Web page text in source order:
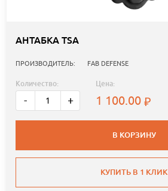
АНТАБКА TSA
ПРОИЗВОДИТЕЛЬ: FAB DEFENSE
Количество:
- +
Цена:
1 100.00
В КОРЗИНУ
КУПИТЬ В 1 КЛИК